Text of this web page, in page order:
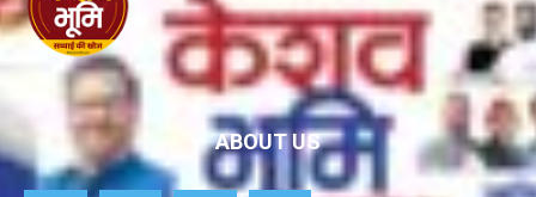
ABOUT US